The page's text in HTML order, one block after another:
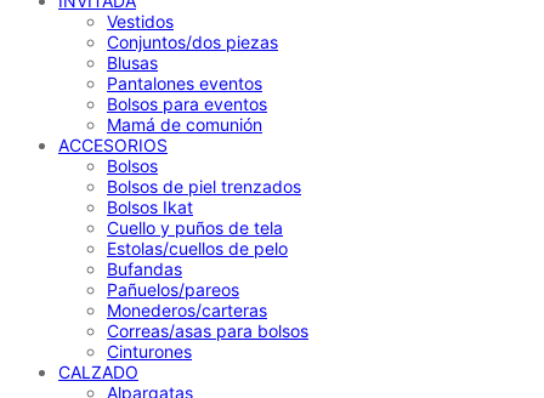
Vestidos
Conjuntos/dos piezas
Blusas
Pantalones eventos
Bolsos para eventos
Mamá de comunión
ACCESORIOS
Bolsos
Bolsos de piel trenzados
Bolsos Ikat
Cuello y puños de tela
Estolas/cuellos de pelo
Bufandas
Pañuelos/pareos
Monederos/carteras
Correas/asas para bolsos
Cinturones
CALZADO
Alpargatas